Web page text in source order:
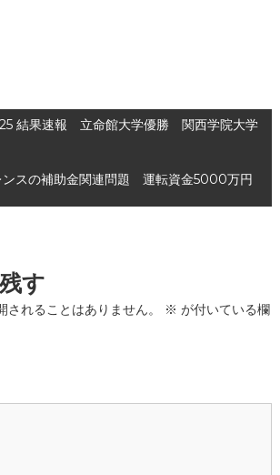
結果速報 立命館大学優勝 関西学院大学
ンスの補助金関連問題 運転資金5000万円
す
されることはありません。 ※ が付いている欄